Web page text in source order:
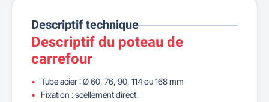
Descriptif technique
Descriptif du poteau de
carrefour
Tube acier : Ø 60, 76, 90, 114 ou 168 mm
Fixation : scellement direct